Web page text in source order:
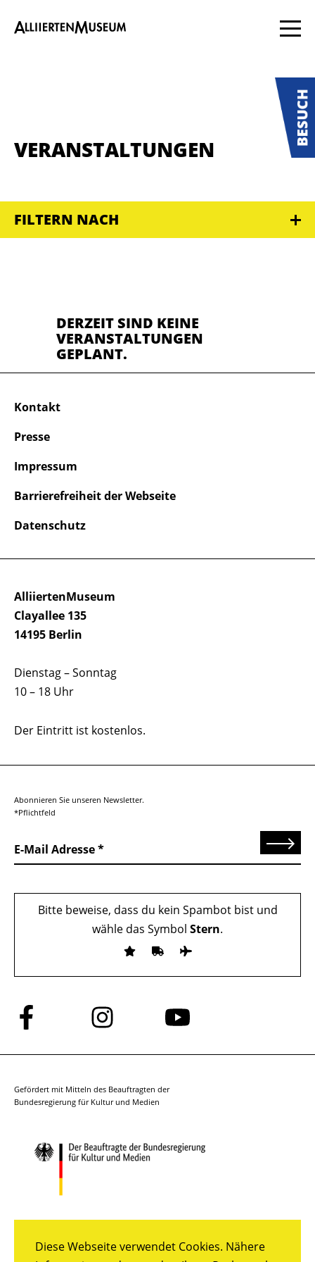
Diese Webseite verwendet Cookies. Nähere
VERANSTALTUNGEN
FILTERN NACH
DERZEIT SIND KEINE
VERANSTALTUNGEN
GEPLANT.
AlliiertenMuseum
Clayallee 135
14195 Berlin
Dienstag – Sonntag
10 – 18 Uhr
Der Eintritt ist kostenlos.
Kontakt
Presse
Impressum
Barrierefreiheit der Webseite
Datenschutz
Abonnieren Sie unseren Newsletter.
*Pflichtfeld
E-Mail Adresse Senden
Bitte beweise, dass du kein Spambot bist und
wähle das Symbol Stern.
Folge
uns
auf
Folge
uns
auf
Folge
auf
Gefördert mit Mitteln des Beauftragten der
Bundesregierung für Kultur und Medien